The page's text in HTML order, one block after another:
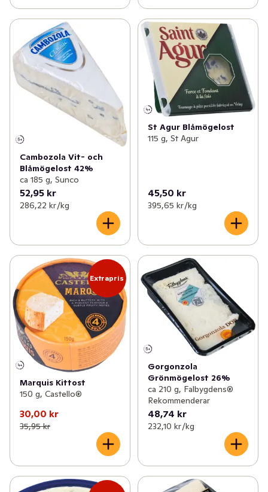
Cambozola Vit- och
Blåmögelost 42%
ca 185 g, Sunco
52,95 kr
286,22 kr /kg
St Agur Blåmögelost
115 g, St Agur
45,50 kr
395,65 kr /kg
Extrapris
Marquis Kittost
150 g, Castello®
30,00 kr
35,95 kr
Gorgonzola
Grönmögelost 26%
ca 210 g, Falbygdens®
Rekommenderar
48,74 kr
232,10 kr /kg